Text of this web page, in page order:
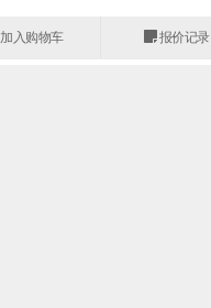
加入购物车 报价记录